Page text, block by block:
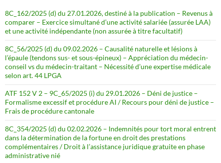
8C_162/2025 (d) du 27.01.2026, destiné à la publication – Revenus à
comparer – Exercice simultané d’une activité salariée (assurée LAA)
et une activité indépendante (non assurée à titre facultatif)
8C_56/2025 (d) du 09.02.2026 – Causalité naturelle et lésions à
l’épaule (tendons sus- et sous-épineux) – Appréciation du médecin-
conseil vs du médecin-traitant – Nécessité d’une expertise médicale
selon art. 44 LPGA
ATF 152 V 2 – 9C_65/2025 (i) du 29.01.2026 – Déni de justice –
Formalisme excessif et procédure AI / Recours pour déni de justice –
Frais de procédure cantonale
8C_354/2025 (d) du 02.02.2026 – Indemnités pour tort moral entrent
dans la détermination de la fortune en droit des prestations
complémentaires / Droit à l’assistance juridique gratuite en phase
administrative nié